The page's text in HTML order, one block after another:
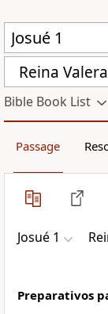
Reina
Bible Book List
Passage
Josué 1
Preparativos